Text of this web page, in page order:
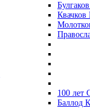
100 лет
Баллод